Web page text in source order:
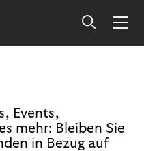
Events,
mehr: Bleiben Sie
in Bezug auf